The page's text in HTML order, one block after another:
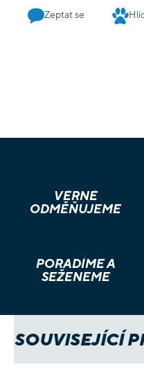
Zeptat se
VĚRNÉ
ODMĚŇUJEME
PORADÍME A
SEŽENEME
SOUVISEJÍCÍ